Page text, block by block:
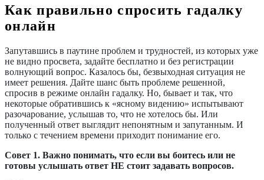
Как правильно спросить гадалку
онлайн
Запутавшись в паутине проблем и трудностей, из которых уже
не видно просвета, задайте бесплатно и без регистрации
волнующий вопрос. Казалось бы, безвыходная ситуация не
имеет решения. Дайте шанс быть проблеме решенной,
спросив в режиме онлайн гадалку. Но, бывает и так, что
некоторые обратившись к «ясному видению» испытывают
разочарование, услышав то, что не хотелось бы. Или
полученный ответ выглядит непонятным и запутанным. И
только с течением времени приходит понимание его.
Совет 1. Важно понимать, что если вы боитесь или не
готовы услышать ответ НЕ стоит задавать вопросов.